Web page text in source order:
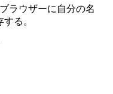
ラウザーに自分の名
る。